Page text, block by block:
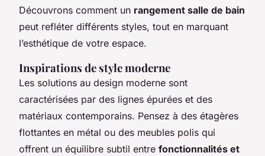
Découvrons comment un rangement salle de bain
peut refléter différents styles, tout en marquant
l’esthétique de votre espace.
Inspirations de style moderne
Les solutions au design moderne sont
caractérisées par des lignes épurées et des
matériaux contemporains. Pensez à des étagères
flottantes en métal ou des meubles polis qui
offrent un équilibre subtil entre fonctionnalités et